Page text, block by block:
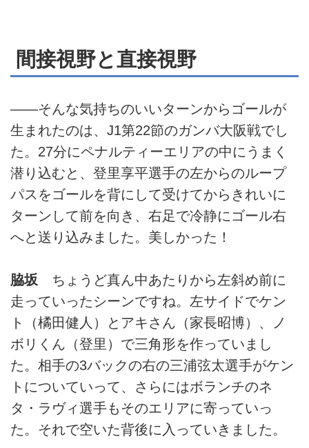
間接視野と直接視野
――そんな気持ちのいいターンからゴールが
生まれたのは、J1第22節のガンバ大阪戦でし
た。27分にペナルティーエリアの中にうまく
潜り込むと、登里享平選手の左からのループ
パスをゴールを背にして受けてからきれいに
ターンして前を向き、右足で冷静にゴール右
へと送り込みました。美しかった！
脇坂 ちょうど真ん中あたりから左斜め前に
走っていったシーンですね。左サイドでケン
ト（橘田健人）とアキさん（家長昭博）、ノ
ボリくん（登里）で三角形を作っていまし
た。相手の3バックの右の三浦弦太選手がケン
トについていって、さらにはボランチのネ
タ・ラヴィ選手もそのエリアに寄っていっ
た。それで空いた背後に入っていきました。